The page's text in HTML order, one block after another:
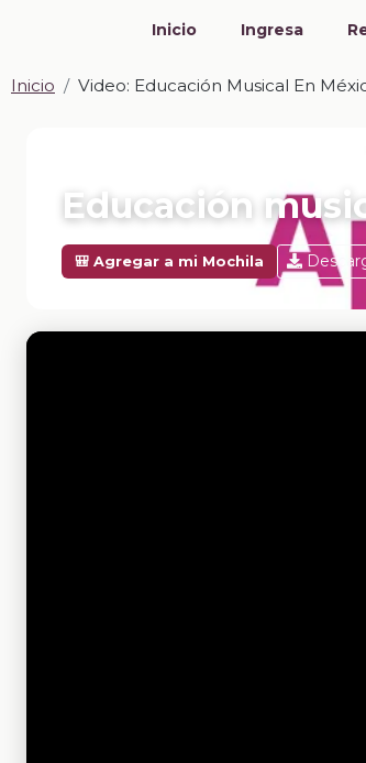
Inicio Ingresa
Inicio Video: Educación Musical En
Educación
🎒 Agregar a mi Mochila